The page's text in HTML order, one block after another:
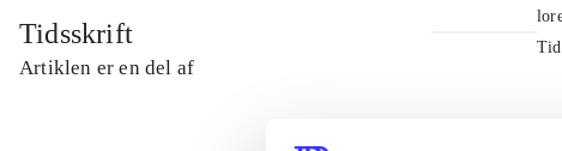
Tidsskrift
Artiklen er en del af